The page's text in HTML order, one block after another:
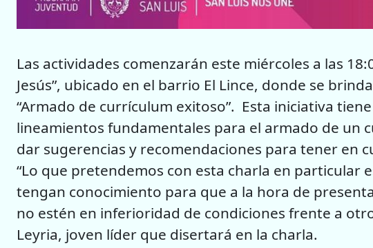
Las actividades comenzarán este miércoles a las
Jesús”, ubicado en el barrio El Lince, donde se
“Armado de currículum exitoso”. Esta iniciativa
lineamientos fundamentales para el armado de un
dar sugerencias y recomendaciones para tener en
“Lo que pretendemos con esta charla en particular
tengan conocimiento para que a la hora de
no estén en inferioridad de condiciones frente a
Leyria, joven líder que disertará en la charla.